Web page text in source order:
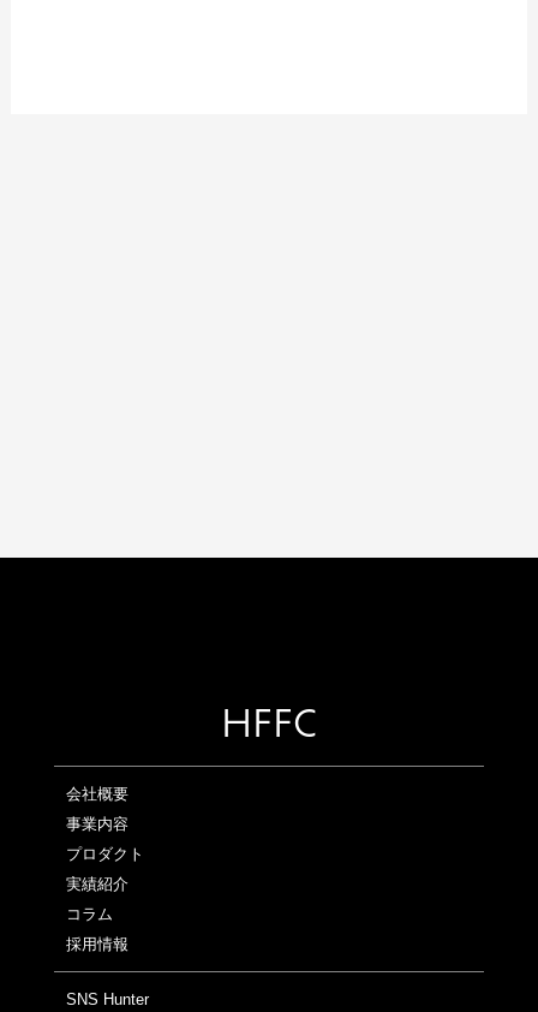
HFFC
会社概要
事業内容
プロダクト
実績紹介
コラム
採用情報
SNS Hunter